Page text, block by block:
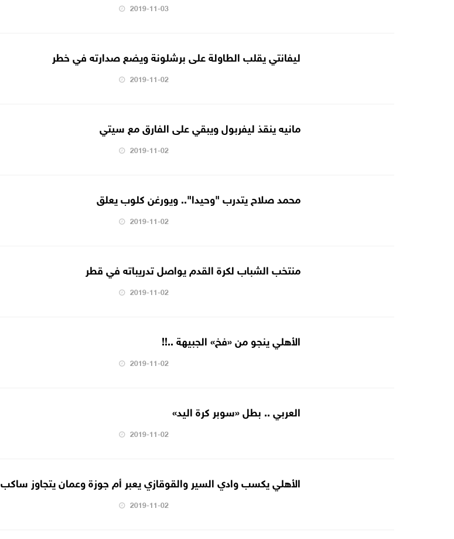
2019-11-03
ليفانتي يقلب الطاولة على برشلونة ويضع صدارته في خطر
2019-11-02
مانيه ينقذ ليفربول ويبقي على الفارق مع سيتي
2019-11-02
محمد صلاح يتدرب "وحيدا".. ويورغن كلوب يعلق
2019-11-02
منتخب الشباب لكرة القدم يواصل تدريباته في قطر
2019-11-02
الأهلي ينجو من «فخ» الجبيهة ..!!
2019-11-02
العربي .. بطل «سوبر كرة اليد»
2019-11-02
الأهلي يكسب وادي السير والقوقازي يعبر أم جوزة وعمان يتجاوز ساكب
2019-11-02